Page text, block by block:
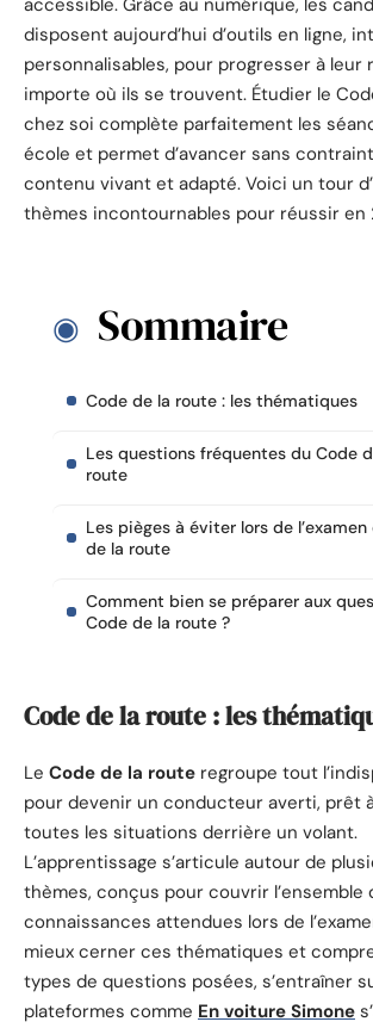
disposent aujourd’hui d’outils en ligne,
personnalisables, pour progresser à leur
importe où ils se trouvent. Étudier le
chez soi complète parfaitement les
école et permet d’avancer sans
contenu vivant et adapté. Voici un tour
thèmes incontournables pour réussir en
Sommaire
Code de la route : les thématiques
Les questions fréquentes du Code
route
Les pièges à éviter lors de
de la route
Comment bien se préparer aux
Code de la route ?
Code de la route : les
Le Code de la route regroupe tout
pour devenir un conducteur averti, prêt
toutes les situations derrière un volant.
L’apprentissage s’articule autour de
thèmes, conçus pour couvrir l’ensemble
connaissances attendues lors de
mieux cerner ces thématiques et
types de questions posées, s’entraîner
plateformes comme En voiture Simone